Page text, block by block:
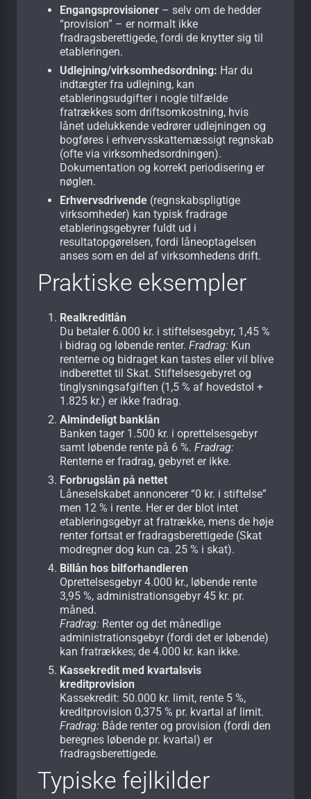
Engangsprovisioner – selv om de hedder
“provision” – er normalt ikke
fradragsberettigede, fordi de knytter sig til
etableringen.
Udlejning/virksomhedsordning: Har du
indtægter fra udlejning, kan
etableringsudgifter i nogle tilfælde
fratrækkes som driftsomkostning, hvis
lånet udelukkende vedrører udlejningen og
bogføres i erhvervsskattemæssigt regnskab
(ofte via virksomhedsordningen).
Dokumentation og korrekt periodisering er
nøglen.
Erhvervsdrivende (regnskabspligtige
virksomheder) kan typisk fradrage
etableringsgebyrer fuldt ud i
resultatopgørelsen, fordi låneoptagelsen
anses som en del af virksomhedens drift.
Praktiske eksempler
Realkreditlån
Du betaler 6.000 kr. i stiftelsesgebyr, 1,45 %
i bidrag og løbende renter. Fradrag: Kun
renterne og bidraget kan tastes eller vil blive
indberettet til Skat. Stiftelsesgebyret og
tinglysningsafgiften (1,5 % af hovedstol +
1.825 kr.) er ikke fradrag.
Almindeligt banklån
Banken tager 1.500 kr. i oprettelsesgebyr
samt løbende rente på 6 %. Fradrag:
Renterne er fradrag, gebyret er ikke.
Forbrugslån på nettet
Låneselskabet annoncerer “0 kr. i stiftelse”
men 12 % i rente. Her er der blot intet
etableringsgebyr at fratrække, mens de høje
renter fortsat er fradragsberettigede (Skat
modregner dog kun ca. 25 % i skat).
Billån hos bilforhandleren
Oprettelsesgebyr 4.000 kr., løbende rente
3,95 %, administrationsgebyr 45 kr. pr.
måned.
Fradrag: Renter og det månedlige
administrationsgebyr (fordi det er løbende)
kan fratrækkes; de 4.000 kr. kan ikke.
Kassekredit med kvartalsvis
kreditprovision
Kassekredit: 50.000 kr. limit, rente 5 %,
kreditprovision 0,375 % pr. kvartal af limit.
Fradrag: Både renter og provision (fordi den
beregnes løbende pr. kvartal) er
fradragsberettigede.
Typiske fejlkilder